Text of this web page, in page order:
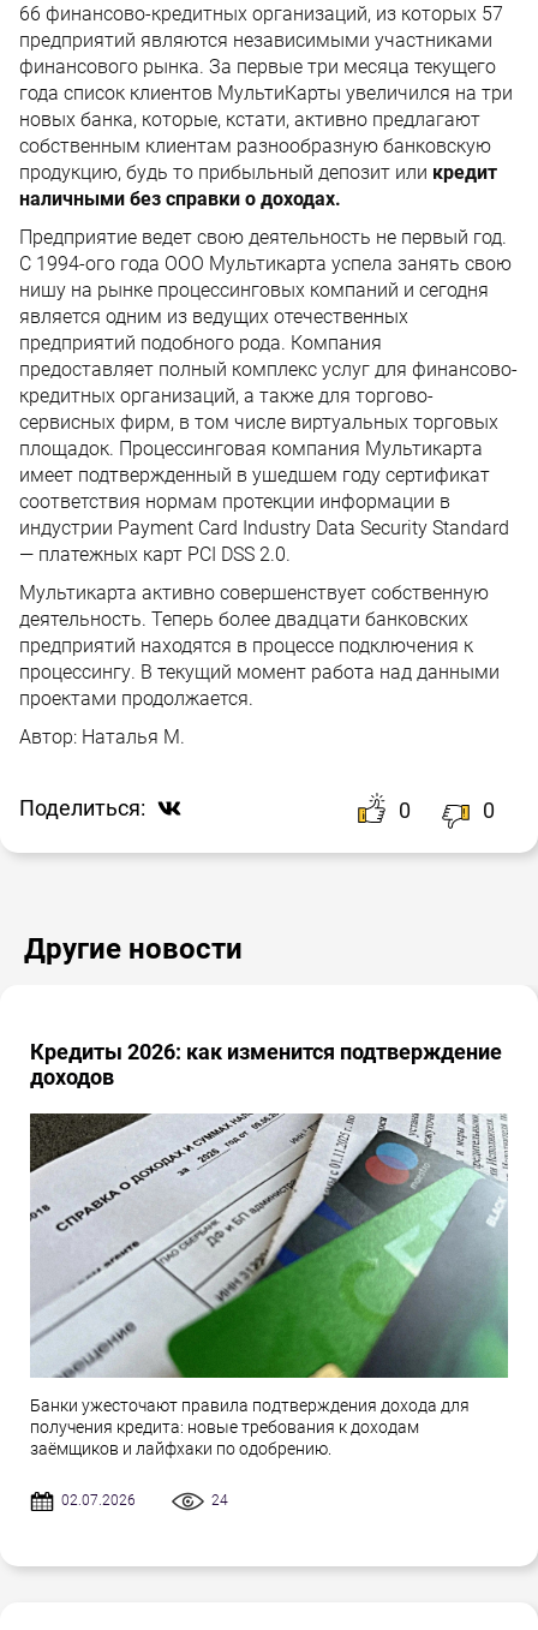
66 финансово-кредитных организаций, из которых 57
предприятий являются независимыми участниками
финансового рынка. За первые три месяца текущего
года список клиентов МультиКарты увеличился на три
новых банка, которые, кстати, активно предлагают
собственным клиентам разнообразную банковскую
продукцию, будь то прибыльный депозит или кредит
наличными без справки о доходах.
Предприятие ведет свою деятельность не первый год.
С 1994-ого года ООО Мультикарта успела занять свою
нишу на рынке процессинговых компаний и сегодня
является одним из ведущих отечественных
предприятий подобного рода. Компания
предоставляет полный комплекс услуг для финансово-
кредитных организаций, а также для торгово-
сервисных фирм, в том числе виртуальных торговых
площадок. Процессинговая компания Мультикарта
имеет подтвержденный в ушедшем году сертификат
соответствия нормам протекции информации в
индустрии Payment Card Industry Data Security Standard
— платежных карт PCI DSS 2.0.
Мультикарта активно совершенствует собственную
деятельность. Теперь более двадцати банковских
предприятий находятся в процессе подключения к
процессингу. В текущий момент работа над данными
проектами продолжается.
Автор: Наталья М.
Поделиться: 0 0
Другие новости
Кредиты 2026: как изменится подтверждение
доходов
Банки ужесточают правила подтверждения дохода для
получения кредита: новые требования к доходам
заёмщиков и лайфхаки по одобрению.
02.07.2026 24